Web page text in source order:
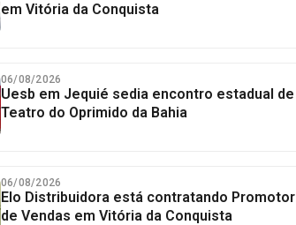
em Vitória da Conquista
06/08/2026
Uesb em Jequié sedia encontro estadual de
Teatro do Oprimido da Bahia
06/08/2026
Elo Distribuidora está contratando Promotor
de Vendas em Vitória da Conquista